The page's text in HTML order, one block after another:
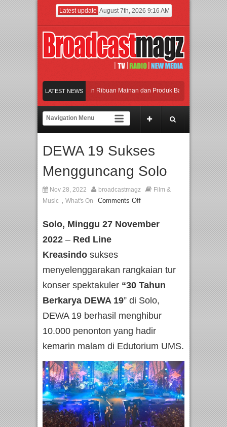
Latest update August 7th, 2026 9:16 AM
LATEST NEWS
Meramaikan Jakarta dengan Ribuan Mainan dan Produk Bayi dari Seluruh Dunia,
Menjadi Gerbang Inovasi dan Peluang Bisnis Industri Gifts dan Housewares Asia
Rayakan Perpaduan Warisan Dan Semangat Lokal, BIRKENSTOCK INDONESIA
Meramaikan Jakarta dengan Ribuan Mainan dan Produk Bayi dari Seluruh Dunia,
DEWA 19 Sukses
Mengguncang Solo
Nov 28, 2022 broadcastmagz
Film &
Music , What's On Comments Off
Solo, Minggu 27 November
2022 – Red Line
Kreasindo sukses
menyelenggarakan rangkaian tur
konser spektakuler “30 Tahun
Berkarya DEWA 19” di Solo,
DEWA 19 berhasil menghibur
10.000 penonton yang hadir
kemarin malam di Edutorium UMS.